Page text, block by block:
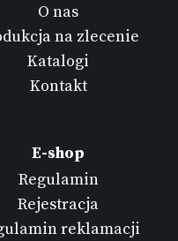
O nas
na zlecenie
Katalogi
Kontakt
E-shop
Regulamin
Rejestracja
reklamacji